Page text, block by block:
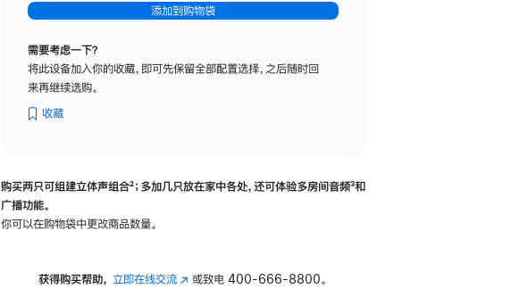
添加到购物袋
需要考虑一下？
将此设备加入你的收藏，即可先保留全部配置选择，之后随时回
来再继续选购。
收藏
购买两只可组建立体声组合脚
²；多加几只放在家中各处，还可体验多‍房‍间音频脚
³和
广播功能。
你可以在购物袋中更改商品数量。
获得购买帮助， 立即在线交流(在 或致电 400-666-8800。